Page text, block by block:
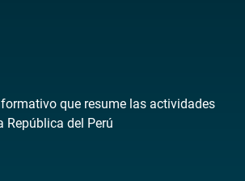
que resume las actividades
República del Perú